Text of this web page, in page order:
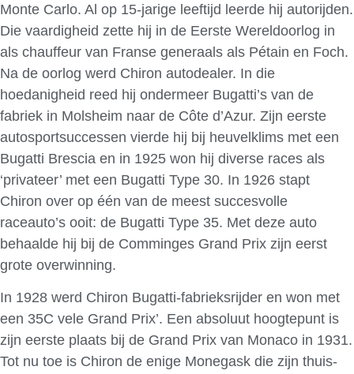
Monte Carlo. Al op 15-jarige leeftijd leerde hij autorijden.
Die vaardigheid zette hij in de Eerste Wereldoorlog in
als chauffeur van Franse generaals als Pétain en Foch.
Na de oorlog werd Chiron autodealer. In die
hoedanigheid reed hij ondermeer Bugatti’s van de
fabriek in Molsheim naar de Côte d’Azur. Zijn eerste
autosportsuccessen vierde hij bij heuvelklims met een
Bugatti Brescia en in 1925 won hij diverse races als
‘privateer’ met een Bugatti Type 30. In 1926 stapt
Chiron over op één van de meest succesvolle
raceauto’s ooit: de Bugatti Type 35. Met deze auto
behaalde hij bij de Comminges Grand Prix zijn eerst
grote overwinning.
In 1928 werd Chiron Bugatti-fabrieksrijder en won met
een 35C vele Grand Prix’. Een absoluut hoogtepunt is
zijn eerste plaats bij de Grand Prix van Monaco in 1931.
Tot nu toe is Chiron de enige Monegask die zijn thuis-